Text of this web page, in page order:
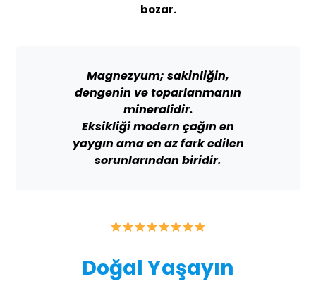
bozar.
Magnezyum; sakinliğin,
dengenin ve toparlanmanın
mineralidir.
Eksikliği modern çağın en
yaygın ama en az fark edilen
sorunlarından biridir.
Doğal Yaşayın